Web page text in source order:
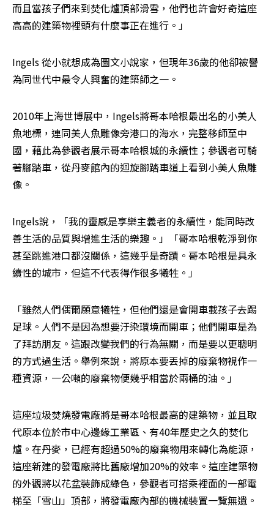
而且當孩子們來到焚化爐頂部滑雪，他們也許會好奇這座
高高的建築物裡頭有什麼事正在進行。」
Ingels 從小就想成為圖文小說家，但現年36歲的他卻被譽
為同世代中最令人興奮的建築師之一。
2010年上海世博展中，Ingels將哥本哈根最出名的小美人
魚地標，連同美人魚雕像旁港口的海水，完整移師至中
國，藉此為參觀者展示哥本哈根城的永續性；參觀者可騎
著腳踏車，從丹麥館內的迴旋腳踏車道上看到小美人魚雕
像。
Ingels說，「我的靈感是享樂主義者的永續性，能同時改
善生活的品質與增進生活的樂趣。」「哥本哈根乾淨到你
甚至跳進港口都沒關係，這幾乎是奇蹟。哥本哈根是具永
續性的城市，但這不代表得作很多犧牲。」
「雖然人們偶爾願意犧牲，但他們還是會開車載孩子去踢
足球。人們不是因為想要汙染環境而開車；他們開車是為
了拜訪朋友。這跟改變我們的行為無關，而是要以更聰明
的方式過生活。舉例來說，將原本要丟掉的廢棄物視作一
種資源，一公噸的廢棄物便幾乎相當於兩桶的油。」
這座垃圾焚燒發電廠將是哥本哈根最高的建築物，並且取
代原本位於市中心邊緣工業區、有40年歷史之久的焚化
爐。在丹麥，已經有超過50%的廢棄物用來轉化為能源，
這座新建的發電廠將比舊廠增加20%的效率。這座建築物
的外觀將以花盆裝飾成綠色，參觀者可搭乘裡面的一部電
梯至「雪山」頂部，將發電廠內部的機械裝置一覽無遺。